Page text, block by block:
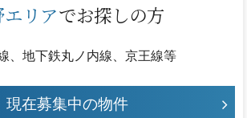
リアでお探しの方
、地下鉄丸ノ内線、京王線等
現在募集中の物件